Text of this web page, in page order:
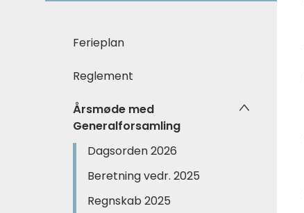
Ferieplan
Reglement
Årsmøde med
Generalforsamling
Dagsorden 2026
Beretning vedr. 2025
Regnskab 2025